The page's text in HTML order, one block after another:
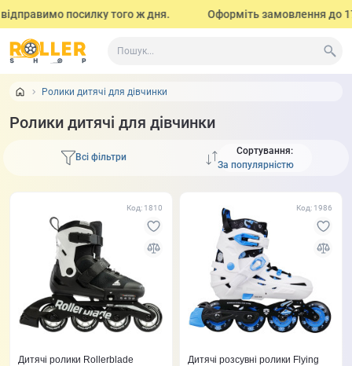
посилку того ж дня. Оформіть замовлення до 17:00
Ролики дитячі для дівчинки
Ролики дитячі для дівчинки
Всі фільтри
Сортування:
Код: 1810
Дитячі ролики Rollerblade
Код: 1986
Дитячі розсувні ролики Flying